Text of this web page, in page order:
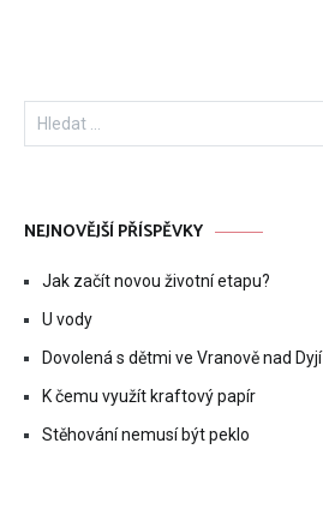
Vyhledávání
NEJNOVĚJŠÍ PŘÍSPĚVKY
Jak začít novou životní etapu?
U vody
Dovolená s dětmi ve Vranově nad Dyjí
K čemu využít kraftový papír
Stěhování nemusí být peklo